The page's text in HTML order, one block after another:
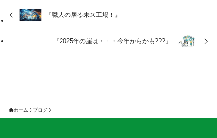
『職人の居る未来工場！』
『2025年の崖は・・・今年からかも???』
ホーム ブログ